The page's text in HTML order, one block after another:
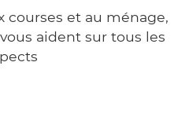
courses et au ménage,
aident sur tous les